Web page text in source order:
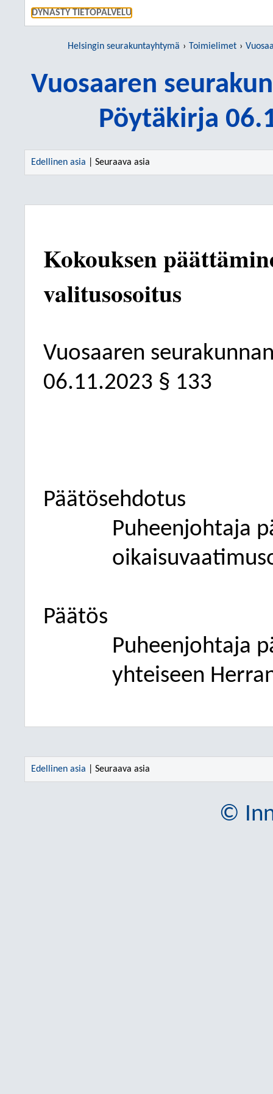
DYNASTY TIETOPALVELU
Helsingin seurakuntayhtymä Toimielimet
Vuosaaren
Pöytäkirja
Edellinen asia | Seuraava asia
Kokouksen
valitusosoitus
Vuosaaren
06.11.2023 § 133
Päätösehdotus
Puheenjohtaja
Päätös
Puheenjohtaja
yhteiseen
Edellinen asia | Seuraava asia
©